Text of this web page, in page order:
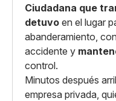
Ciudadana que
detuvo en el lugar
abanderamiento,
accidente y
control.
Minutos después
empresa privada,